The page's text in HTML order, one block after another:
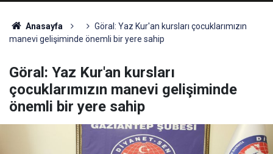
Anasayfa
Göral: Yaz Kur'an kursları çocuklarımızın
manevi gelişiminde önemli bir yere sahip
Göral: Yaz Kur'an kursları
çocuklarımızın manevi gelişiminde
önemli bir yere sahip